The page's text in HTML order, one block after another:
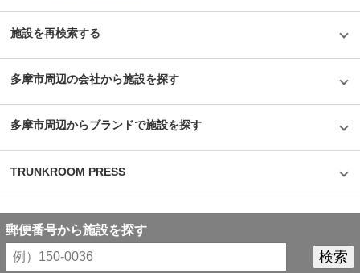
国内トップシェアを誇る企業だが、郊外にあることも多く、車を利用して自
いたいときに使える場所にあるという利点があり、女性が使いずらいという
イメージも安心のセキュリティやクリーンで清潔な部屋といった機能面でも
カバーしている。一度使ってみるとその便利さが気に入り、長く継続して使
施設を再検索する
多摩市周辺の会社から施設を探す
多摩市周辺からブランドで施設を探す
TRUNKROOM PRESS
郵便番号から施設を探す